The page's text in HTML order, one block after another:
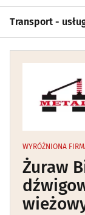
Transport -
Parkingi(1)
Przeprowadzki
Przesyłki
Samochody,
Spedycja (23)
Taxi(8)
WYRÓŻNIONA
Żuraw